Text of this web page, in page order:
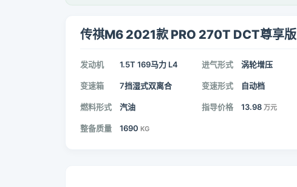
传祺M6 2021款 PRO 270T DCT尊享版
发动机 1.5T 169马力 L4 进气形式 涡轮增压
变速箱 7挡湿式双离合 变速形式 自动档
燃料形式 汽油 指导价格 13.98 万元
整备质量 1690 KG